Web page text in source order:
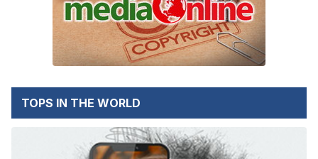
TOPS IN THE WORLD